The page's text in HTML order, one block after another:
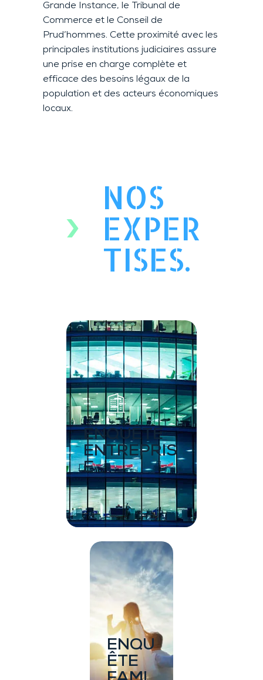
Grande Instance, le Tribunal de
Commerce et le Conseil de
Prud’hommes. Cette proximité avec les
principales institutions judiciaires assure
une prise en charge complète et
efficace des besoins légaux de la
population et des acteurs économiques
locaux.
NOS
EXPER
TISES.
ENQUÊTE
ENTREPRIS
E
ENQU
ÊTE